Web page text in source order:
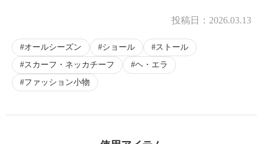
投稿日： 2026.03.13
オールシーズン ショール
ストール
スカーフ・ネッカチーフ
ヘ・エラ
ファッション小物